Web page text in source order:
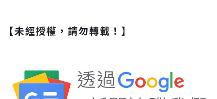
【未經授權，請勿轉載！】